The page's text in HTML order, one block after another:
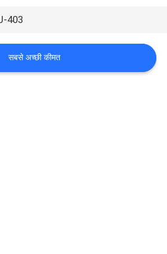
403
सबसे अच्छी कीमत